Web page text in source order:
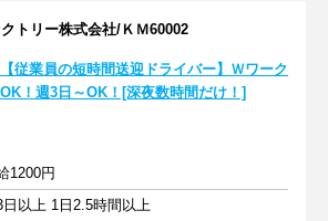
トリー株式会社/ＫＭ60002
【従業員の短時間送迎ドライバー】Ｗワーク
OK！週3日～OK！[深夜数時間だけ！]
1200円
日以上 1日2.5時間以上